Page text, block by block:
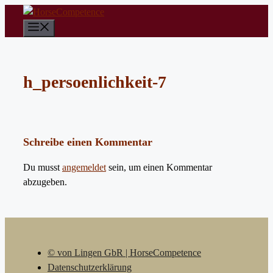
springen
h_persoenlichkeit-7
Schreibe einen Kommentar
Du musst angemeldet sein, um einen Kommentar
abzugeben.
© von Lingen GbR | HorseCompetence
Datenschutzerklärung